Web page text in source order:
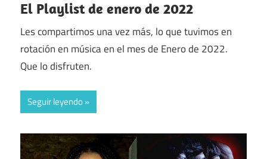
El Playlist de enero de 2022
Les compartimos una vez más, lo que tuvimos en
rotación en música en el mes de Enero de 2022.
Que lo disfruten.
Seguir leyendo